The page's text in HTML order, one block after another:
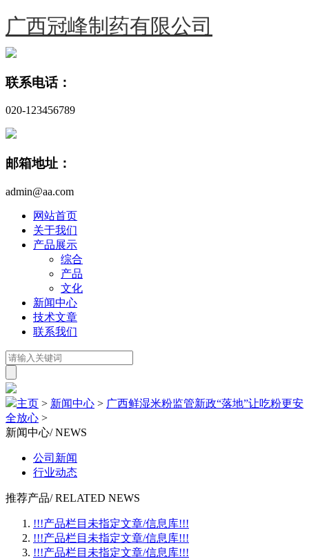
广西冠峰制药有限公司
联系电话：
020-123456789
邮箱地址：
admin@aa.com
网站首页
关于我们
产品展示
综合
产品
文化
新闻中心
技术文章
联系我们
主页 > 新闻中心 > 广西鲜湿米粉监管新政“落地”让吃粉更安
全放心 >
新闻中心/ NEWS
公司新闻
行业动态
推荐产品/ RELATED NEWS
!!!产品栏目未指定文章/信息库!!!
!!!产品栏目未指定文章/信息库!!!
!!!产品栏目未指定文章/信息库!!!